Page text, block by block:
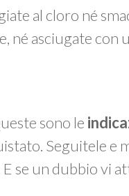
al cloro né
né asciugate con
sono le
Seguitele
se un dubbio vi